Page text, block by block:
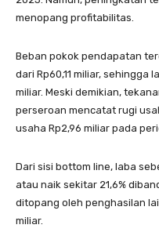
menopang profitabilitas.
Beban pokok pendapatan
dari Rp60,11 miliar, sehingga
miliar. Meski demikian,
perseroan mencatat rugi
usaha Rp2,96 miliar pada
Dari sisi bottom line, laba
atau naik sekitar 21,6%
ditopang oleh penghasilan
miliar.